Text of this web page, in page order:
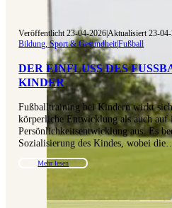
Veröffentlicht 23-04-2026|Aktualisiert 23-
Bildung, Sport & Gesundheit|Fußball
DER EINFLUSS DES
INDER
Fußballtraining bei Kindern wirkt
körperliche Entwicklung als auch auf
Persönlichkeitsentwicklung aus. Es
Sozialisierung des Kindes, wobei
Mehr lesen